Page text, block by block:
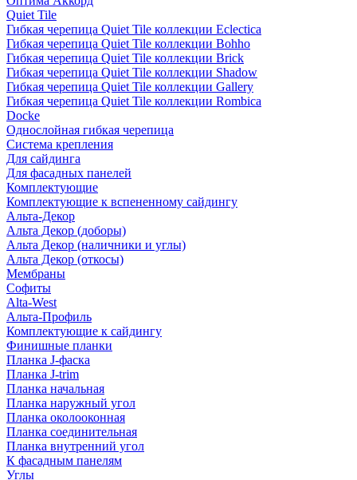
Quiet Tile
Гибкая черепица Quiet Tile коллекции Eclectica
Гибкая черепица Quiet Tile коллекции Bohho
Гибкая черепица Quiet Tile коллекции Brick
Гибкая черепица Quiet Tile коллекции Shadow
Гибкая черепица Quiet Tile коллекции Gallery
Гибкая черепица Quiet Tile коллекции Rombica
Docke
Однослойная гибкая черепица
Система крепления
Для сайдинга
Для фасадных панелей
Комплектующие
Комплектующие к вспененному сайдингу
Альта-Декор
Альта Декор (доборы)
Альта Декор (наличники и углы)
Альта Декор (откосы)
Мембраны
Софиты
Alta-West
Альта-Профиль
Комплектующие к сайдингу
Финишные планки
Планка J-фаска
Планка J-trim
Планка начальная
Планка наружный угол
Планка околооконная
Планка соединительная
Планка внутренний угол
К фасадным панелям
Углы